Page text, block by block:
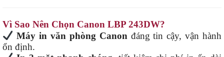
Vì Sao Nên Chọn Canon LBP 243DW?
Máy in văn phòng Canonđáng tin cậy, vận hành
ổn định.